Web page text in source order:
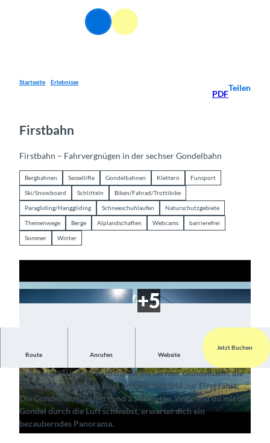
Suche Menü
Startseite Erlebnisse
PDF
Teilen
Firstbahn
Firstbahn – Fahrvergnügen in der sechser Gondelbahn
Bergbahnen Sessellifte Gondelbahnen Klettern Funsport
Ski/Snowboard Schlitteln Biken/Fahrad/Trottibike
Paragliding/Hanggliding Schneeschuhlaufen Naturschutzgebiete
Themenwege Berge Alplandschaften Webcams barrierefrei
Sommer Winter
i
d
e
o
© Firstbahn / Jungfraubahnen AG, Interlaken T
ourismus |CC-BY-SA
ourismus |CC-BY-SA
Route Anrufen Website
Jetzt Buchen
Fahrt mit Blick auf ein atemberaubendes Bergpanorama
Das Kernstück der Firstbahn ist die sechser Gondelbahn, die
von Grindelwald über Bort und Schreckfeld zur First fährt.
Die Gondelfahrt dauert rund 25 Minuten. Während du mit der
Gondel durch die Luft schwebst, erwartet dich ein
bezauberndes Panorama.